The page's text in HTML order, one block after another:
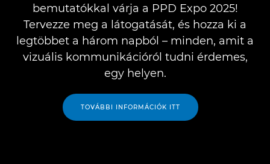
bemutatókkal várja a PPD Expo 2025!
Tervezze meg a látogatását, és hozza ki a
legtöbbet a három napból – minden, amit a
vizuális kommunikációról tudni érdemes,
egy helyen.
TOVÁBBI INFORMÁCIÓK ITT